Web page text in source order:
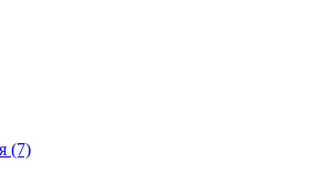
(7)